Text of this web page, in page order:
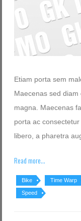
Etiam porta sem
Maecenas sed
magna. Maecenas
porta ac
libero, a pharetra
Read more...
Bike Time Warp
Speed
Log
Elfelejtette
Elfelejtette